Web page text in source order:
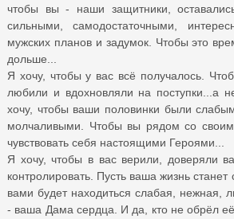
чтобы вы - наши защитники,
сильными, самодостаточными,
мужских планов и задумок. Чтобы это
дольше...
Я хочу, чтобы у вас всё получалось.
любили и вдохновляли на поступки...а
хочу, чтобы ваши половинки были
молчаливыми. Чтобы вы рядом со
чувствовать себя настоящими Героями...
Я хочу, чтобы в вас верили, доверяли
контролировать. Пусть ваша жизнь станет
вами будет находиться слабая,
- ваша Дама сердца. И да, кто не обрёл